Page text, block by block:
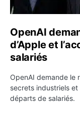
OpenAI
d’Apple et
salariés
OpenAI demande le
secrets industriels
départs de salariés.